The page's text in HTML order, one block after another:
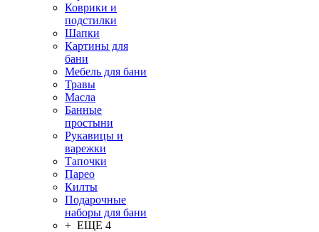
Коврики и
подстилки
Шапки
Картины для
бани
Мебель для бани
Травы
Масла
Банные
простыни
Рукавицы и
варежки
Тапочки
Парео
Килты
Подарочные
наборы для бани
+ ЕЩЕ 4